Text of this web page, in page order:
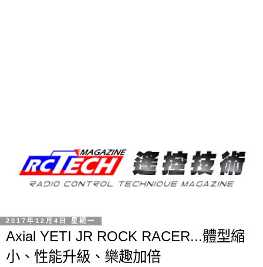
2017年12月4日 星期一
Axial YETI JR ROCK RACER...體型縮
小、性能升級、樂趣加倍